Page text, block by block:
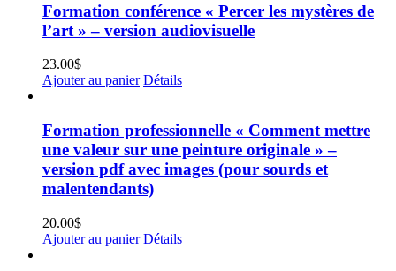
Formation conférence « Percer les mystères de
l’art » – version audiovisuelle
23.00$
Ajouter au panier Détails
Formation professionnelle « Comment mettre
une valeur sur une peinture originale » –
version pdf avec images (pour sourds et
malentendants)
20.00$
Ajouter au panier Détails